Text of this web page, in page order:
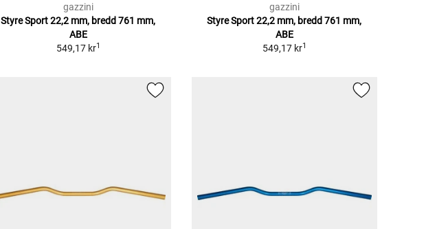
gazzini
Styre Sport 22,2 mm, bredd 761 mm,
ABE
549,17 kr1
gazzini
Styre Sport 22,2 mm, bredd 761 mm,
ABE
549,17 kr1